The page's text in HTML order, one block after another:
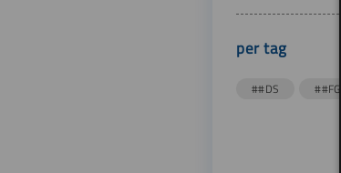
per tag
##DS ##FGU